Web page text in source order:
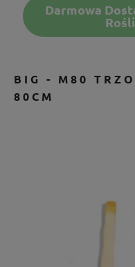
Darmowa
BIG - M80
80CM